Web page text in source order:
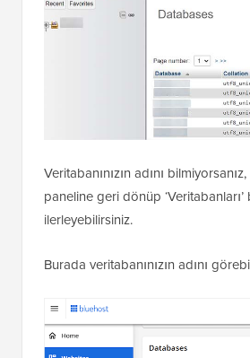
Veritabanınızın adını
paneline geri dönüp
ilerleyebilirsiniz.
Burada veritabanınızın adını